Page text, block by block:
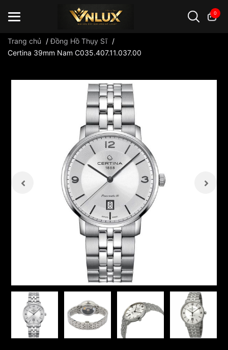
0
Trang chủ /Đồng Hồ Thụy Sĩ /
Certina 39mm Nam C035.407.11.037.00